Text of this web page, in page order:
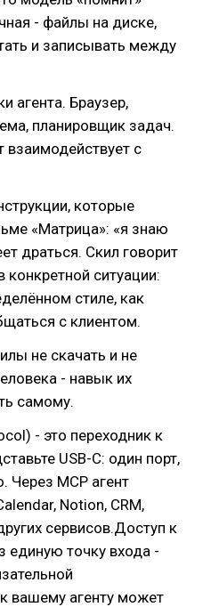
- файлы на диске,
и записывать между
агента. Браузер,
планировщик задач.
взаимодействует с
которые
«Матрица»: «я знаю
драться. Скил говорит
конкретной ситуации:
стиле, как
с клиентом.
не скачать и не
- навык их
самому.
- это переходник к
USB-C: один порт,
Через MCP агент
Notion, CRM,
сервисов.Доступ к
единую точку входа -
вашему агенту может